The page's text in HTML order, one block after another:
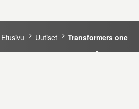
Etusivu Uutiset Transformers one